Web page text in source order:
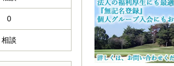
0
相談